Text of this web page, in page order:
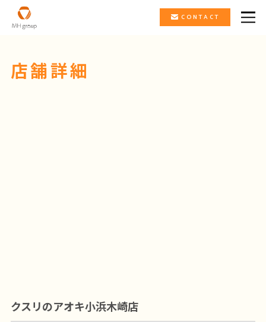
CONTACT
店舗詳細
クスリのアオキ小浜木崎店